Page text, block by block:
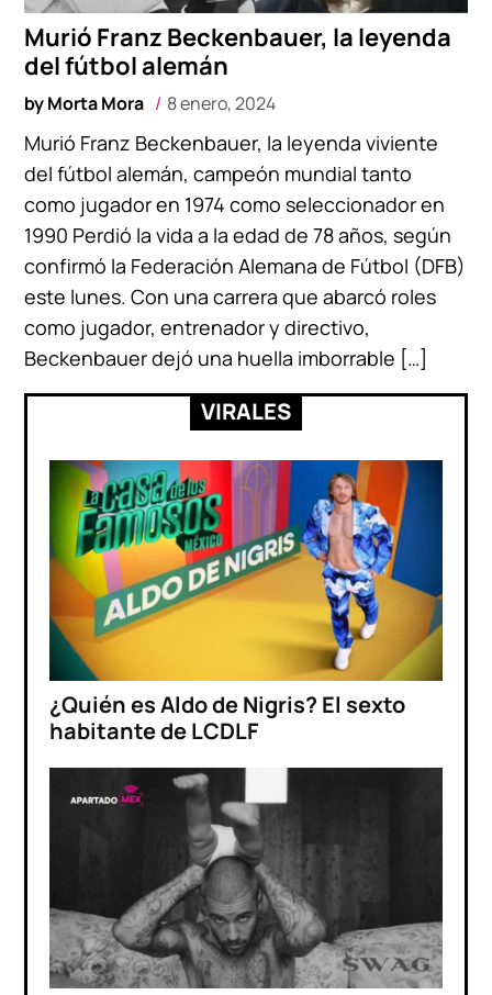
Murió Franz Beckenbauer, la leyenda
del fútbol alemán
byMorta Mora 8 enero, 2024
Murió Franz Beckenbauer, la leyenda viviente
del fútbol alemán, campeón mundial tanto
como jugador en 1974 como seleccionador en
1990 Perdió la vida a la edad de 78 años, según
confirmó la Federación Alemana de Fútbol (DFB)
este lunes. Con una carrera que abarcó roles
como jugador, entrenador y directivo,
Beckenbauer dejó una huella imborrable […]
VIRALES
¿Quién es Aldo de Nigris? El sexto
habitante de LCDLF